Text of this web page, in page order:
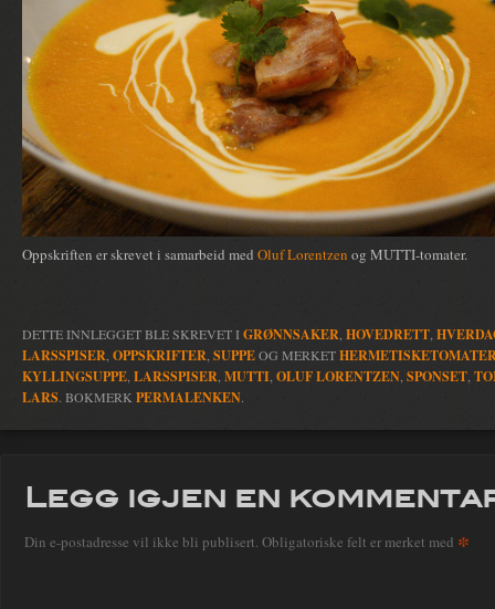
Oppskriften er skrevet i samarbeid med Oluf Lorentzen og MUTTI-tomater.
DETTE INNLEGGET BLE SKREVET IGRØNNSAKER, HOVEDRETT,
LARSSPISER,OPPSKRIFTER,SUPPEOG MERKET
KYLLINGSUPPE, LARSSPISER,MUTTI, OLUF LORENTZEN, SPONSET,
LARS. BOKMERK PERMALENKEN.
Legg igjen en
Din e-postadresse vil ikke bli publisert. Obligatoriske felt er merket med *